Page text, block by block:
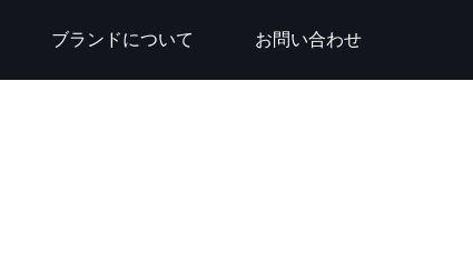
ブランドについて お問い合わせ